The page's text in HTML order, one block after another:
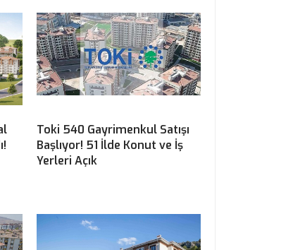
Toki 540 Gayrimenkul Satışı
Başlıyor! 51 İlde Konut ve İş
Yerleri Açık